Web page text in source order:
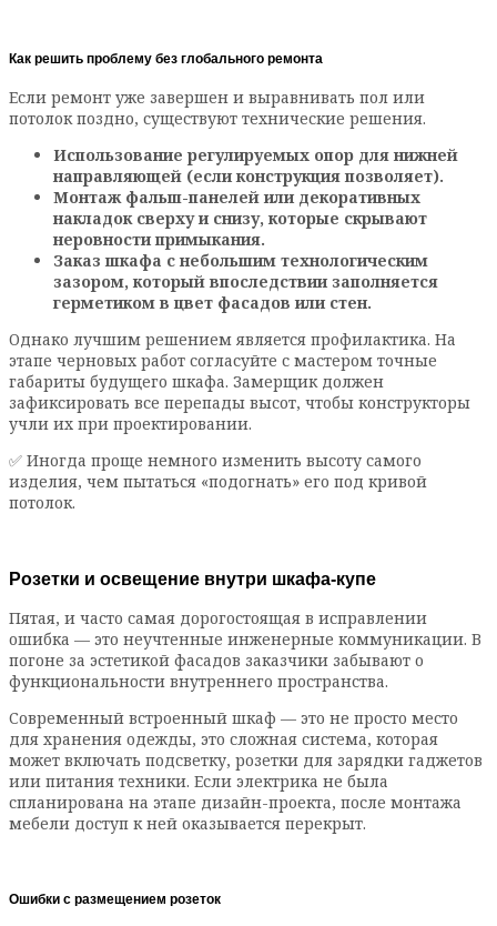
Как решить проблему без глобального ремонта
Если ремонт уже завершен и выравнивать пол или
потолок поздно, существуют технические решения.
Использование регулируемых опор для нижней
направляющей (если конструкция позволяет).
Монтаж фальш-панелей или декоративных
накладок сверху и снизу, которые скрывают
неровности примыкания.
Заказ шкафа с небольшим технологическим
зазором, который впоследствии заполняется
герметиком в цвет фасадов или стен.
Однако лучшим решением является профилактика. На
этапе черновых работ согласуйте с мастером точные
габариты будущего шкафа. Замерщик должен
зафиксировать все перепады высот, чтобы конструкторы
учли их при проектировании.
✅ Иногда проще немного изменить высоту самого
изделия, чем пытаться «подогнать» его под кривой
потолок.
Розетки и освещение внутри шкафа-купе
Пятая, и часто самая дорогостоящая в исправлении
ошибка — это неучтенные инженерные коммуникации. В
погоне за эстетикой фасадов заказчики забывают о
функциональности внутреннего пространства.
Современный встроенный шкаф — это не просто место
для хранения одежды, это сложная система, которая
может включать подсветку, розетки для зарядки гаджетов
или питания техники. Если электрика не была
спланирована на этапе дизайн-проекта, после монтажа
мебели доступ к ней оказывается перекрыт.
Ошибки с размещением розеток